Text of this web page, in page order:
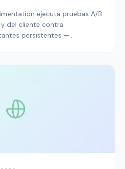
ejecuta pruebas A/B
del cliente contra
persistentes —
Optimizely a una
preserva la potencia
valga la pena ejecutar la